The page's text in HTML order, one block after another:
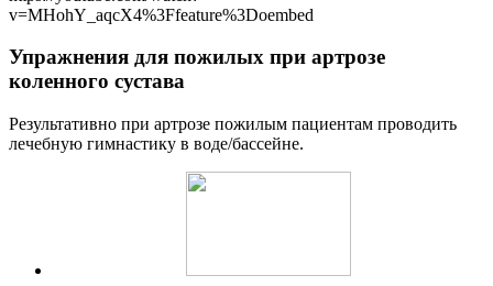
v=MHohY_aqcX4%3Ffeature%3Doembed
Упражнения для пожилых при артрозе
коленного сустава
Результативно при артрозе пожилым пациентам проводить
лечебную гимнастику в воде/бассейне.